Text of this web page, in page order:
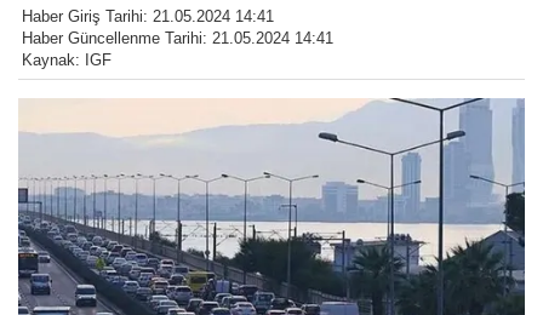
Haber Giriş Tarihi: 21.05.2024 14:41
Haber Güncellenme Tarihi: 21.05.2024 14:41
Kaynak: IGF